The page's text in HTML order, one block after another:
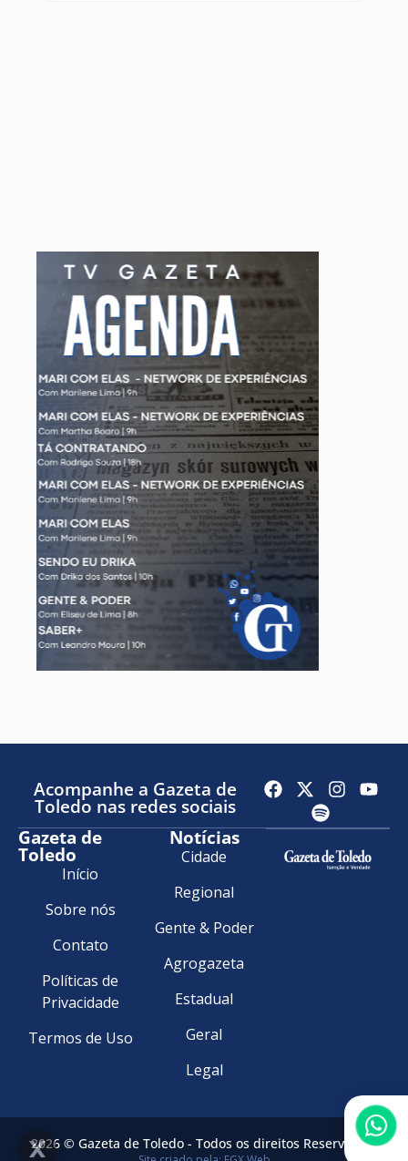
Acompanhe a Gazeta de
Toledo nas redes sociais
Gazeta de
Toledo
Início
Sobre nós
Contato
Políticas de
Privacidade
Termos de Uso
Notícias
Cidade
Regional
Gente & Poder
Agrogazeta
Estadual
Geral
Legal
2026 © Gazeta de Toledo - Todos os direitos Reservados.